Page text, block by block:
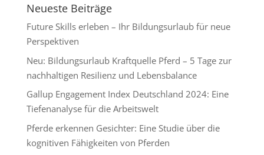
Neueste Beiträge
Future Skills erleben – Ihr Bildungsurlaub für neue
Perspektiven
Neu: Bildungsurlaub Kraftquelle Pferd – 5 Tage zur
nachhaltigen Resilienz und Lebensbalance
Gallup Engagement Index Deutschland 2024: Eine
Tiefenanalyse für die Arbeitswelt
Pferde erkennen Gesichter: Eine Studie über die
kognitiven Fähigkeiten von Pferden